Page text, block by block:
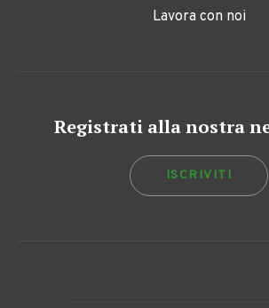
Lavora con noi
Registrati alla nostra
ISCRIVITI